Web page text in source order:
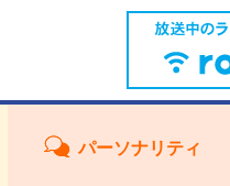
パーソナリティ